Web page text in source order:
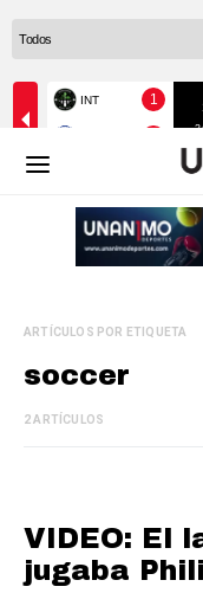
ARTÍCULOS POR ETIQUETA
soccer
2 ARTÍCULOS
VIDEO: El
jugaba